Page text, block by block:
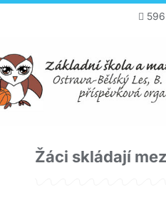
Žáci skládají